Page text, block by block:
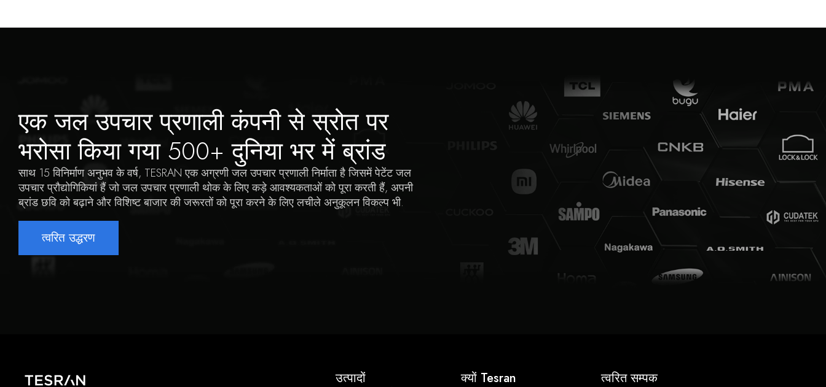
एक जल उपचार प्रणाली कंपनी से स्रोत पर
भरोसा किया गया 500+ दुनिया भर में ब्रांड
साथ 15 विनिर्माण अनुभव के वर्ष, TESRAN एक अग्रणी जल उपचार प्रणाली निर्माता है जिसमें पेटेंट जल
उपचार प्रौद्योगिकियां हैं जो जल उपचार प्रणाली थोक के लिए कड़े आवश्यकताओं को पूरा करती हैं, अपनी
ब्रांड छवि को बढ़ाने और विशिष्ट बाजार की जरूरतों को पूरा करने के लिए लचीले अनुकूलन विकल्प भी.
त्वरित उद्धरण
उत्पादों क्यों Tesran त्वरित सम्पक